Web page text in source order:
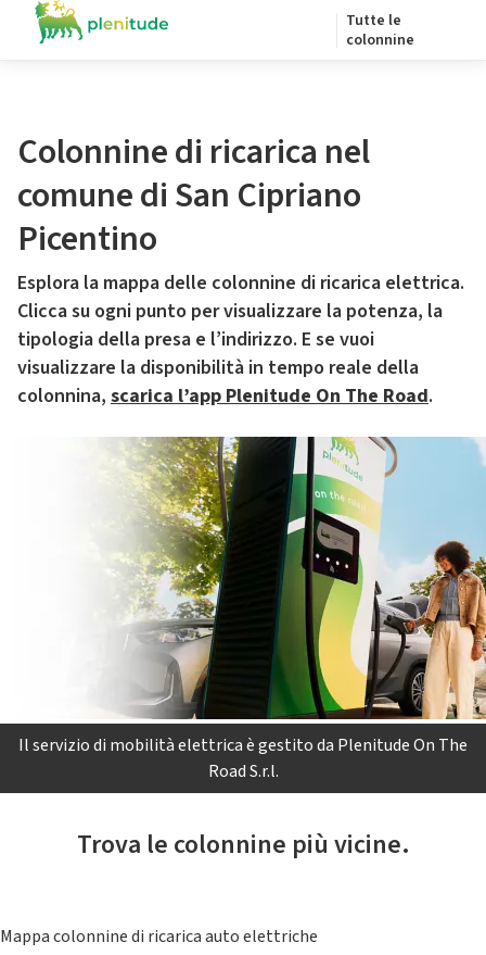
Tutte le
colonnine
Colonnine di ricarica nel
comune di San Cipriano
Picentino
Esplora la mappa delle colonnine di ricarica elettrica.
Clicca su ogni punto per visualizzare la potenza, la
tipologia della presa e l’indirizzo. E se vuoi
visualizzare la disponibilità in tempo reale della
colonnina, scarica l’app Plenitude On The Road.
Il servizio di mobilità elettrica è gestito da Plenitude On The
Road S.r.l.
Trova le colonnine più vicine.
Mappa colonnine di ricarica auto elettriche